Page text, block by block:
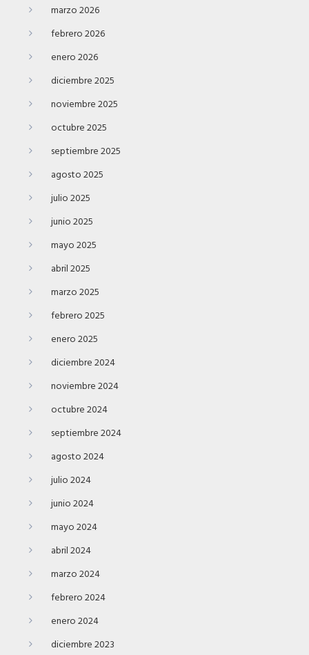
marzo 2026
febrero 2026
enero 2026
diciembre 2025
noviembre 2025
octubre 2025
septiembre 2025
agosto 2025
julio 2025
junio 2025
mayo 2025
abril 2025
marzo 2025
febrero 2025
enero 2025
diciembre 2024
noviembre 2024
octubre 2024
septiembre 2024
agosto 2024
julio 2024
junio 2024
mayo 2024
abril 2024
marzo 2024
febrero 2024
enero 2024
diciembre 2023